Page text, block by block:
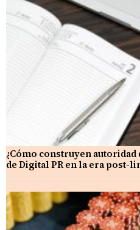
¿Cómo construyen
de Digital PR en la era post-